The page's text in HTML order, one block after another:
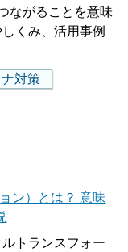
ながることを意味
くみ、活用事例
ナ対策
ン）とは？ 意味
トランスフォー